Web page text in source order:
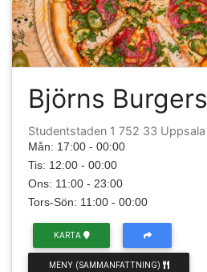
Björns Burgers
Studentstaden 1 752 33 Uppsala
Mån: 17:00 - 00:00
Tis: 12:00 - 00:00
Ons: 11:00 - 23:00
Tors-Sön: 11:00 - 00:00
KARTA
MENY (SAMMANFATTNING)